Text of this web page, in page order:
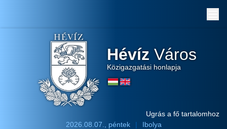
Hévíz Város
Közigazgatási honlapja
Ugrás a fő tartalomhoz
2026.08.07., péntek
Ibolya